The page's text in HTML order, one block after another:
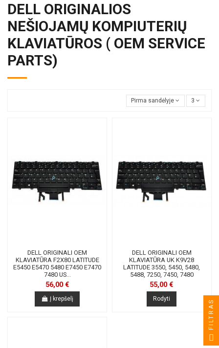
DELL ORIGINALIOS
NEŠIOJAMŲ KOMPIUTERIŲ
KLAVIATŪROS ( OEM SERVICE
PARTS)
Pirma sandėlyje 3
DELL ORIGINALI OEM
KLAVIATŪRA F2X80 LATITUDE
E5450 E5470 5480 E7450 E7470
7480 US...
56,00 €
Į krepšelį
DELL ORIGINALI OEM
KLAVIATŪRA UK K9V28
LATITUDE 3550, 5450, 5480,
5488, 7250, 7450, 7480
55,00 €
Rodyti FILTRAS